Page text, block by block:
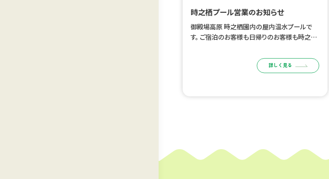
時之栖プール営業のお知らせ
御殿場高原 時之栖園内の屋内温水プールで
す。 ご宿泊のお客様も日帰りのお客様も時之栖
ebチケットによる事前チケット購入制となりま
す。 ※ご利用日の前日 […]
詳しく見る